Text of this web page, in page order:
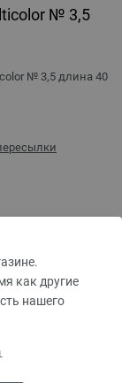
как другие
нашего
№ 3,5
№ 3,5 длина 40